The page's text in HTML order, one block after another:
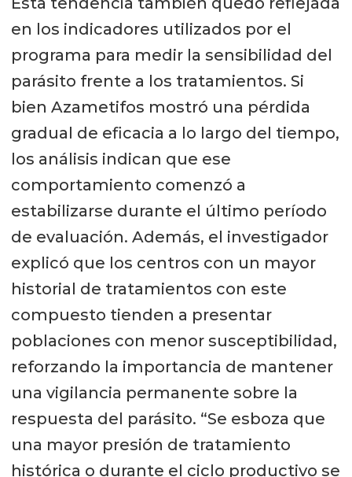
en los indicadores utilizados por el
programa para medir la sensibilidad del
parásito frente a los tratamientos. Si
bien Azametifos mostró una pérdida
gradual de eficacia a lo largo del tiempo,
los análisis indican que ese
comportamiento comenzó a
estabilizarse durante el último período
de evaluación. Además, el investigador
explicó que los centros con un mayor
historial de tratamientos con este
compuesto tienden a presentar
poblaciones con menor susceptibilidad,
reforzando la importancia de mantener
una vigilancia permanente sobre la
respuesta del parásito. “Se esboza que
una mayor presión de tratamiento
histórica o durante el ciclo productivo se